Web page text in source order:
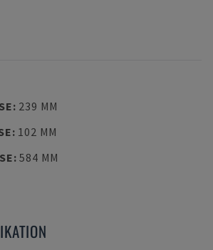
: 239 MM
: 102 MM
:584 MM